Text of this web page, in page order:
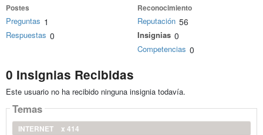
Postes
Preguntas 1
Respuestas 0
Reconocimiento
Reputación 56
Insignias 0
Competencias 0
0 Insignias Recibidas
Este usuario no ha recibido ninguna insignia todavía.
Temas
INTERNET
x 414